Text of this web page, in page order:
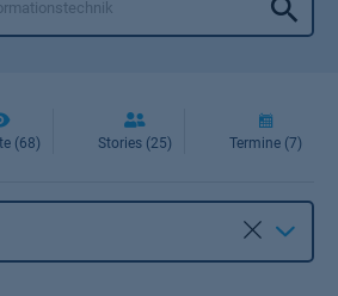
(68) Stories (25) Termine (7)